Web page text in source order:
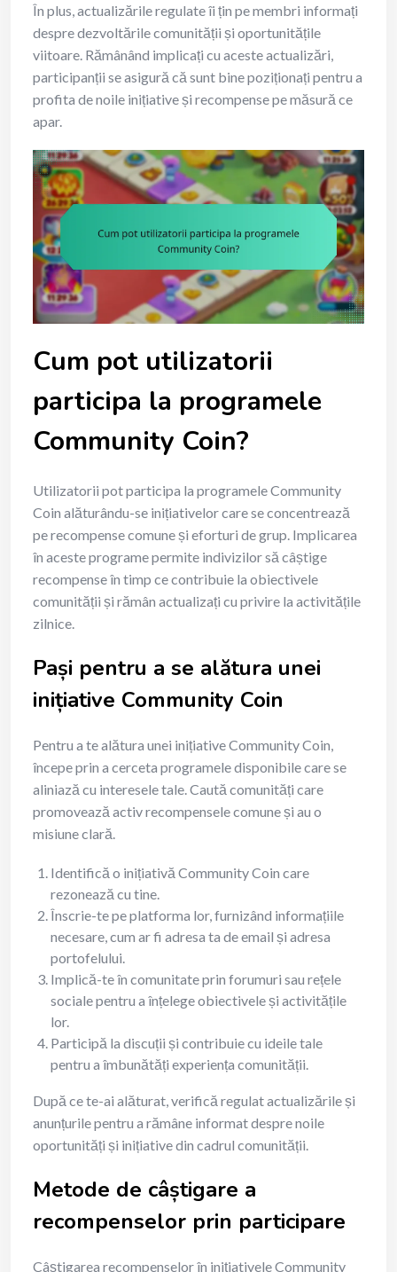
În plus, actualizările regulate îi țin pe membri informați
despre dezvoltările comunității și oportunitățile
viitoare. Rămânând implicați cu aceste actualizări,
participanții se asigură că sunt bine poziționați pentru a
profita de noile inițiative și recompense pe măsură ce
apar.
Cum pot utilizatorii
participa la programele
Community Coin?
Utilizatorii pot participa la programele Community
Coin alăturându-se inițiativelor care se concentrează
pe recompense comune și eforturi de grup. Implicarea
în aceste programe permite indivizilor să câștige
recompense în timp ce contribuie la obiectivele
comunității și rămân actualizați cu privire la activitățile
zilnice.
Pași pentru a se alătura unei
inițiative Community Coin
Pentru a te alătura unei inițiative Community Coin,
începe prin a cerceta programele disponibile care se
aliniază cu interesele tale. Caută comunități care
promovează activ recompensele comune și au o
misiune clară.
Identifică o inițiativă Community Coin care
rezonează cu tine.
Înscrie-te pe platforma lor, furnizând informațiile
necesare, cum ar fi adresa ta de email și adresa
portofelului.
Implică-te în comunitate prin forumuri sau rețele
sociale pentru a înțelege obiectivele și activitățile
lor.
Participă la discuții și contribuie cu ideile tale
pentru a îmbunătăți experiența comunității.
După ce te-ai alăturat, verifică regulat actualizările și
anunțurile pentru a rămâne informat despre noile
oportunități și inițiative din cadrul comunității.
Metode de câștigare a
recompenselor prin participare
Câștigarea recompenselor în inițiativele Community